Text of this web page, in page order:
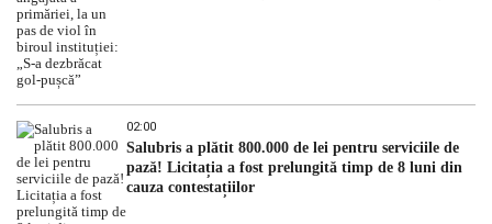
02:00
Salubris a plătit 800.000 de lei pentru serviciile de
pază! Licitația a fost prelungită timp de 8 luni din
cauza contestațiilor